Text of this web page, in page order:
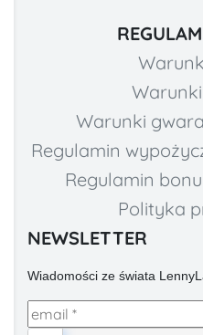
Warunki
Regulamin
Regulamin
Polityka
NEWSLETTER
Wiadomości ze świata